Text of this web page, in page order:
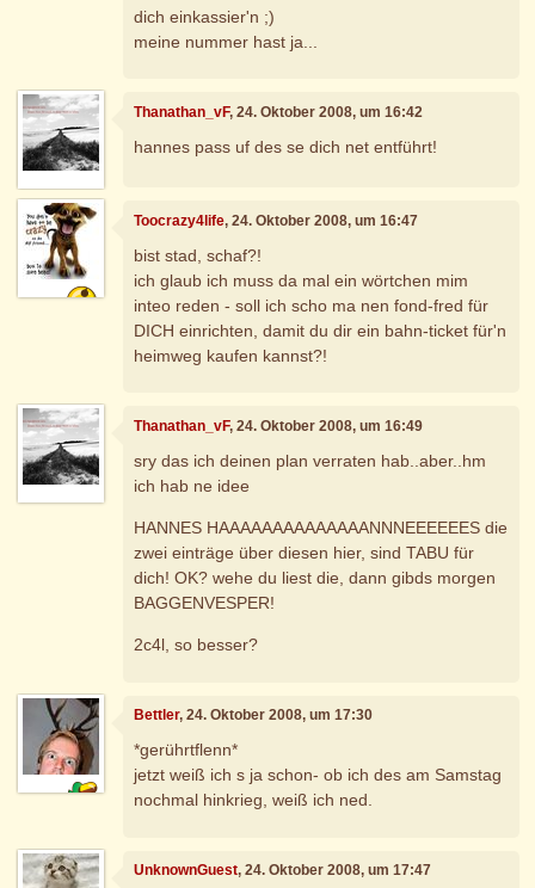
dich einkassier'n ;)
meine nummer hast ja...
Thanathan_vF, 24. Oktober 2008, um 16:42
hannes pass uf des se dich net entführt!
Toocrazy4life, 24. Oktober 2008, um 16:47
bist stad, schaf?!
ich glaub ich muss da mal ein wörtchen mim
inteo reden - soll ich scho ma nen fond-fred für
DICH einrichten, damit du dir ein bahn-ticket für'n
heimweg kaufen kannst?!
Thanathan_vF, 24. Oktober 2008, um 16:49
sry das ich deinen plan verraten hab..aber..hm
ich hab ne idee
HANNES HAAAAAAAAAAAAAANNNEEEEEES die
zwei einträge über diesen hier, sind TABU für
dich! OK? wehe du liest die, dann gibds morgen
BAGGENVESPER!
2c4l, so besser?
Bettler, 24. Oktober 2008, um 17:30
*gerührtflenn*
jetzt weiß ich s ja schon- ob ich des am Samstag
nochmal hinkrieg, weiß ich ned.
UnknownGuest, 24. Oktober 2008, um 17:47